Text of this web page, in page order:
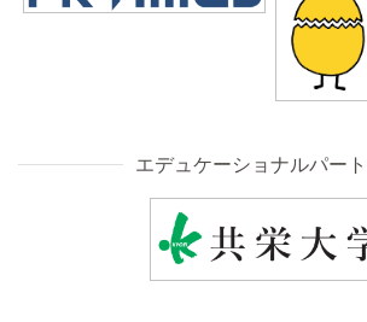
エデュケーショナルパー